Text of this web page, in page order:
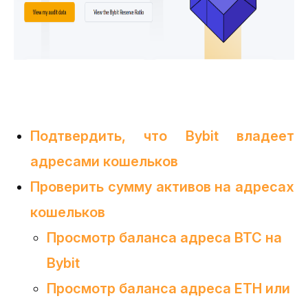
Подтвердить, что Bybit владеет
адресами кошельков
Проверить сумму активов на адресах
кошельков
Просмотр баланса адреса BTC на
Bybit
Просмотр баланса адреса ETH или